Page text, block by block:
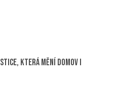
která mění domov i